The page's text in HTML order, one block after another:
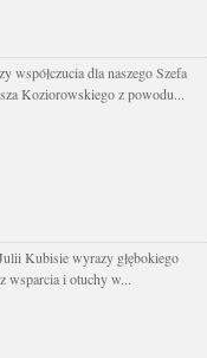
współczucia dla naszego Szefa
Koziorowskiego z powodu...
Kubisie wyrazy głębokiego
wsparcia i otuchy w...